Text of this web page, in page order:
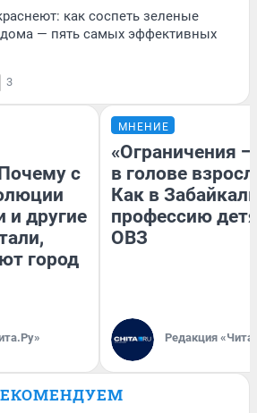
как соспеть зеленые
— пять самых эффективных
3
с
и другие
город
МНЕНИЕ
«Ограничения
в голове
Как в
профессию
ОВЗ
Редакция